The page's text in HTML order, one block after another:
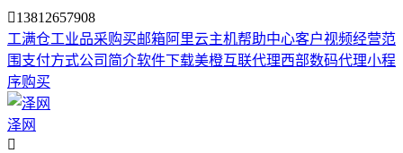
13812657908
工满仓工业品采购买邮箱阿里云主机帮助中心客户视频经营范
围 支付方式公司简介软件下载美橙互联代理西部数码代理小程
序购买
泽网
